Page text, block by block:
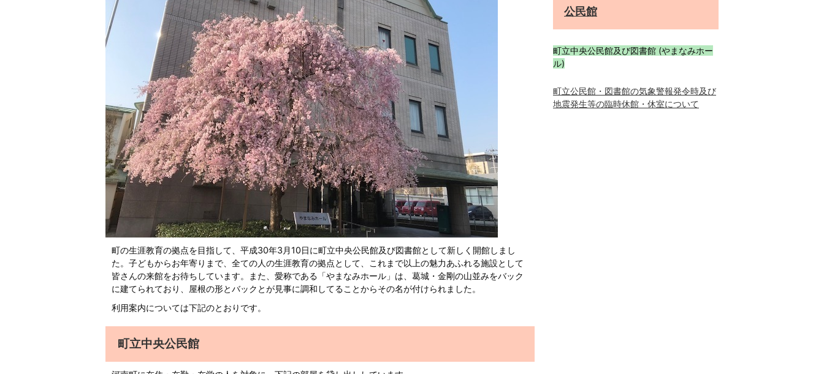
町の生涯教育の拠点を目指して、平成30年3月10日に町立中央公民館及び図書館として新しく開館しまし
た。子どもからお年寄りまで、全ての人の生涯教育の拠点として、これまで以上の魅力あふれる施設として
皆さんの来館をお待ちしています。また、愛称である「やまなみホール」は、葛城・金剛の山並みをバック
に建てられており、屋根の形とバックとが見事に調和してることからその名が付けられました。
利用案内については下記のとおりです。
町立中央公民館
公民館
町立中央公民館及び図書館 (やまなみホー
ル)
町立公民館・図書館の気象警報発令時及び
地震発生等の臨時休館・休室について